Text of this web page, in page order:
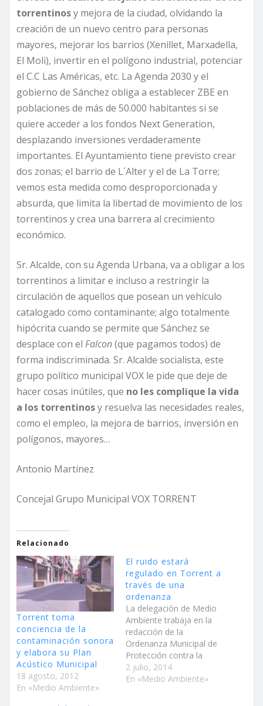
torrentinosy mejora de la ciudad, olvidando la
creación de un nuevo centro para personas
mayores, mejorar los barrios (Xenillet, Marxadella,
El Moli), invertir en el polígono industrial, potenciar
el C.C Las Américas, etc. La Agenda 2030 y el
gobierno de Sánchez obliga a establecer ZBE en
poblaciones de más de 50.000 habitantes si se
quiere acceder a los fondos Next Generation,
desplazando inversiones verdaderamente
importantes. El Ayuntamiento tiene previsto crear
dos zonas; el barrio de L´Alter y el de La Torre;
vemos esta medida como desproporcionada y
absurda, que limita la libertad de movimiento de los
torrentinos y crea una barrera al crecimiento
económico.
Sr. Alcalde, con su Agenda Urbana, va a obligar a los
torrentinos a limitar e incluso a restringir la
circulación de aquellos que posean un vehículo
catalogado como contaminante; algo totalmente
hipócrita cuando se permite que Sánchez se
desplace con el Falcon(que pagamos todos) de
forma indiscriminada. Sr. Alcalde socialista, este
grupo político municipal VOX le pide que deje de
hacer cosas inútiles, que no les complique la vida
a los torrentinosy resuelva las necesidades reales,
como el empleo, la mejora de barrios, inversión en
polígonos, mayores…
Antonio Martínez
Concejal Grupo Municipal VOX TORRENT
Relacionado
Torrent toma
conciencia de la
contaminación sonora
y elabora su Plan
Acústico Municipal
18 agosto, 2012
En «Medio Ambiente»
El ruido estará
regulado en Torrent a
través de una
ordenanza
La delegación de Medio
Ambiente trabaja en la
redacción de la
Ordenanza Municipal de
Protección contra la
Contaminación Acústica
La normativa establecerá
2 julio, 2014
En «Medio Ambiente»